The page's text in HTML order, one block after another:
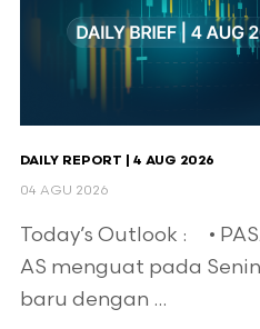
DAILY REPORT | 4 AUG 2026
04 AGU 2026
Today’s Outlook : •
AS menguat pada
baru dengan ...